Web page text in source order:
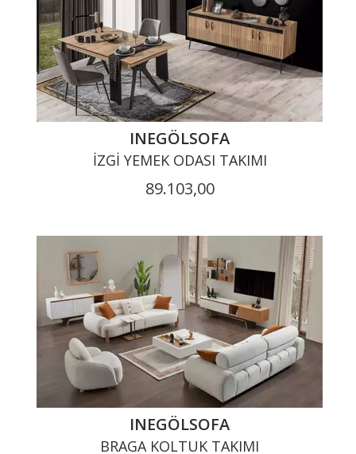
INEGÖLSOFA
İZGI YEMEK ODASI TAKIMI
89.103,00
INEGÖLSOFA
BRAGA KOLTUK TAKIMI